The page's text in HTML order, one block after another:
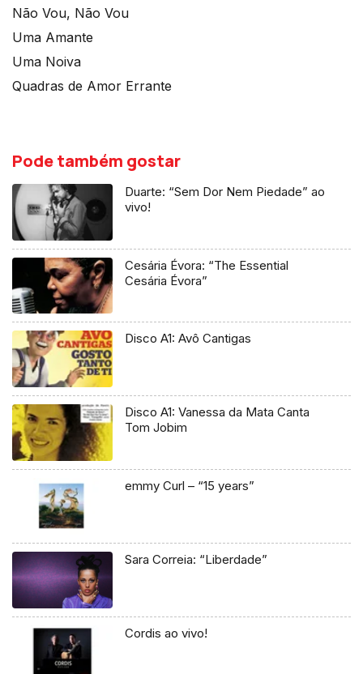
Não Vou, Não Vou
Uma Amante
Uma Noiva
Quadras de Amor Errante
Pode também gostar
Duarte: “Sem Dor Nem Piedade” ao
vivo!
Cesária Évora: “The Essential
Cesária Évora”
Disco A1: Avô Cantigas
Disco A1: Vanessa da Mata Canta
Tom Jobim
emmy Curl – “15 years”
Sara Correia: “Liberdade”
Cordis ao vivo!